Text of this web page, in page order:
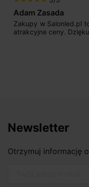
Adam Zasada
Zakupy w Salonled.pl
atrakcyjne ceny.
Newsletter
Otrzymuj informację